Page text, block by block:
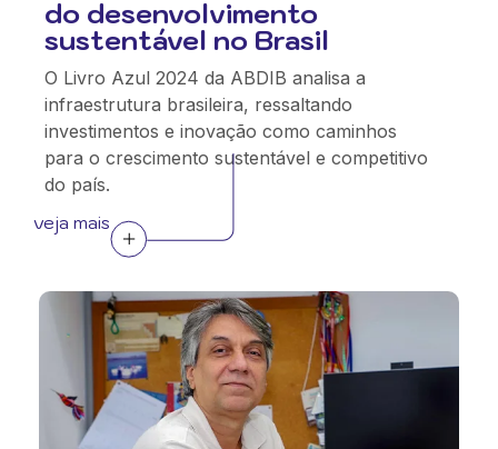
do desenvolvimento
sustentável no Brasil
O Livro Azul 2024 da ABDIB analisa a
infraestrutura brasileira, ressaltando
investimentos e inovação como caminhos
para o crescimento sustentável e competitivo
do país.
veja mais